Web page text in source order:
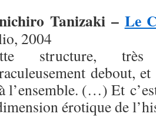
Tanizaki – Le
2004
structure, très
debout,
l’ensemble. (…) Et
érotique de